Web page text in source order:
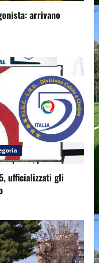
arrivano
ufficializzati gli